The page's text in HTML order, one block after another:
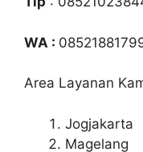
WA :
Area Layanan
Jogjakarta
Magelang